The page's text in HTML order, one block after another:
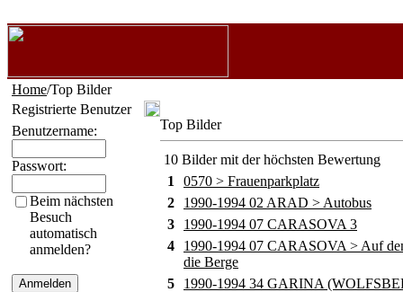
Home/Top Bilder
Registrierte Benutzer
Benutzername:
Passwort:
Beim nächsten
Besuch
automatisch
anmelden?
Top Bilder
10 Bilder mit der höchsten Bewertung
1
0570 > Frauenparkplatz
2
1990-1994 02 ARAD > Autobus
3
1990-1994 07 CARASOVA 3
4
1990-1994 07 CARASOVA > Auf
die Berge
5
1990-1994 34 GARINA